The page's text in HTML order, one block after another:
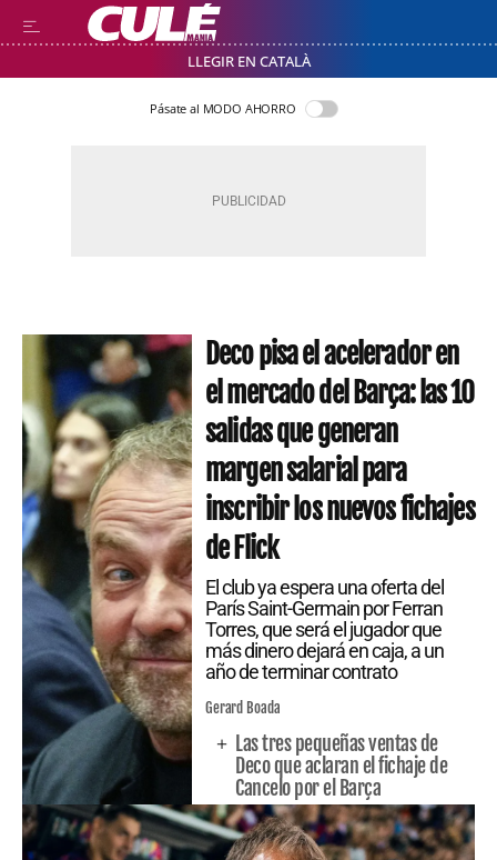
LLEGIR EN CATALÀ
Pásate al MODO AHORRO
Deco pisa el acelerador en
el mercado del Barça: las 10
salidas que generan
margen salarial para
inscribir los nuevos fichajes
de Flick
El club ya espera una oferta del
París Saint-Germain por Ferran
Torres, que será el jugador que
más dinero dejará en caja, a un
año de terminar contrato
Gerard Boada
Las tres pequeñas ventas de
Deco que aclaran el fichaje de
Cancelo por el Barça